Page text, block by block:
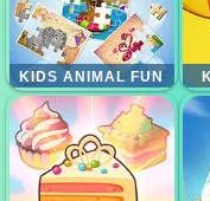
KIDS ANIMAL FUN